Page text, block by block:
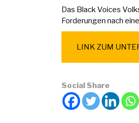
Das Black Voices
Forderungen nach
LINK ZUM
Social Share